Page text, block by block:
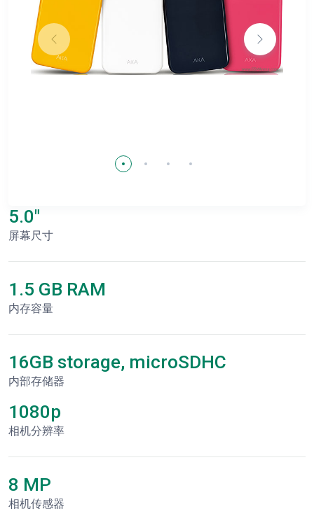
5.0"
屏幕尺寸
1.5 GB RAM
内存容量
16GB storage, microSDHC
内部存储器
1080p
相机分辨率
8 MP
相机传感器